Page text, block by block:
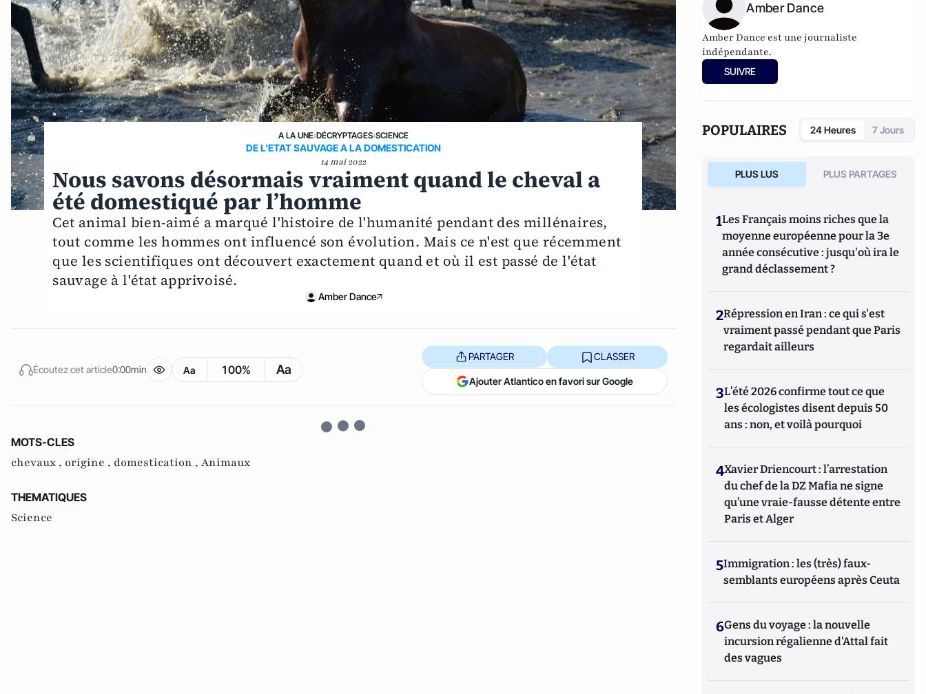
A LA UNE›DÉCRYPTAGES›SCIENCE
DE L'ETAT SAUVAGE A LA DOMESTICATION
14 mai 2022
Nous savons désormais vraiment quand le cheval a
été domestiqué par l’homme
Cet animal bien-aimé a marqué l'histoire de l'humanité pendant des millénaires,
tout comme les hommes ont influencé son évolution. Mais ce n'est que récemment
que les scientifiques ont découvert exactement quand et où il est passé de l'état
sauvage à l'état apprivoisé.
Amber Dance
Écoutez cet article0:00min Aa 100% Aa
PARTAGER CLASSER
Ajouter Atlantico en favori sur Google
MOTS-CLES
chevaux , origine , domestication , Animaux
THEMATIQUES
Science
Amber Dance
Amber Dance est une journaliste
indépendante.
SUIVRE
POPULAIRES 24 Heures 7 Jours
PLUS LUS PLUS PARTAGES
1Les Français moins riches que la
moyenne européenne pour la 3e
année consécutive : jusqu'où ira le
grand déclassement ?
2Répression en Iran : ce qui s'est
vraiment passé pendant que Paris
regardait ailleurs
3L’été 2026 confirme tout ce que
les écologistes disent depuis 50
ans : non, et voilà pourquoi
4Xavier Driencourt : l’arrestation
du chef de la DZ Mafia ne signe
qu’une vraie-fausse détente entre
Paris et Alger
5Immigration : les (très) faux-
semblants européens après Ceuta
6Gens du voyage : la nouvelle
incursion régalienne d'Attal fait
des vagues